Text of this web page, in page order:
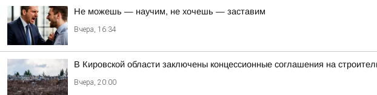
Не можешь — научим, не хочешь — заставим
Вчера, 16:34
В Кировской области заключены концессионные соглашения на
Вчера, 20:00